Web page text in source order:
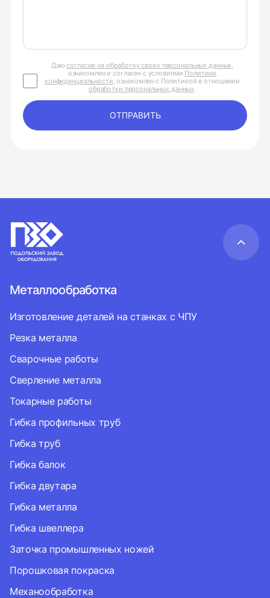
Даюсогласие на обработку своих персональных данных,
ознакомлен и согласен с условиями Политики
конфиденциальности, ознакомлен с Политикой в отношении
обработки персональных данных.
ОТПРАВИТЬ
Металлообработка
Изготовление деталей на станках с ЧПУ
Резка металла
Сварочные работы
Сверление металла
Токарные работы
Гибка профильных труб
Гибка труб
Гибка балок
Гибка двутара
Гибка металла
Гибка швеллера
Заточка промышленных ножей
Порошковая покраска
Механообработка